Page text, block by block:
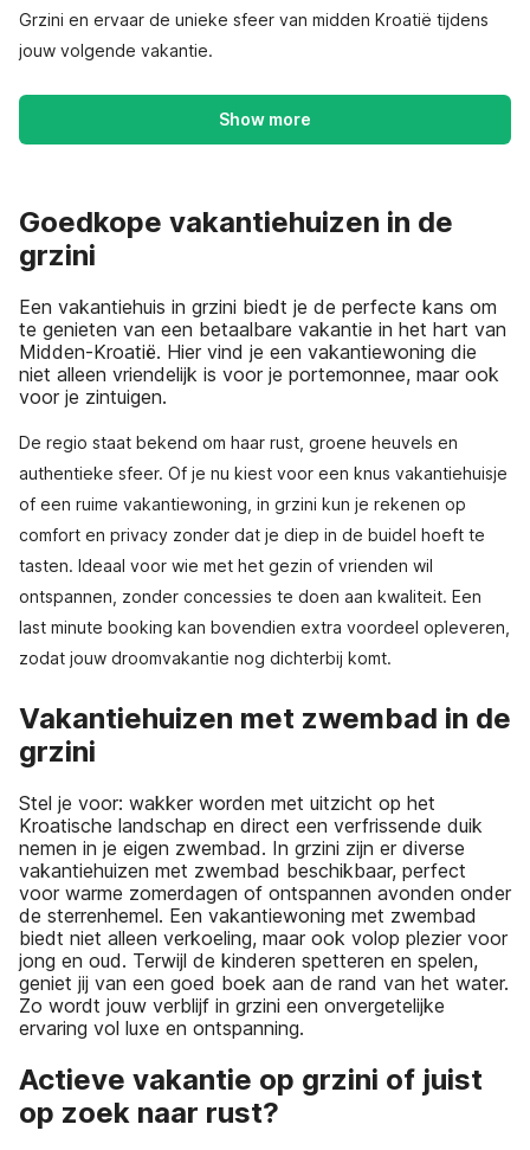
Grzini en ervaar de unieke sfeer van midden Kroatië tijdens
jouw volgende vakantie.
Show more
Goedkope vakantiehuizen in de
grzini
Een vakantiehuis in grzini biedt je de perfecte kans om
te genieten van een betaalbare vakantie in het hart van
Midden-Kroatië. Hier vind je een vakantiewoning die
niet alleen vriendelijk is voor je portemonnee, maar ook
voor je zintuigen.
De regio staat bekend om haar rust, groene heuvels en
authentieke sfeer. Of je nu kiest voor een knus vakantiehuisje
of een ruime vakantiewoning, in grzini kun je rekenen op
comfort en privacy zonder dat je diep in de buidel hoeft te
tasten. Ideaal voor wie met het gezin of vrienden wil
ontspannen, zonder concessies te doen aan kwaliteit. Een
last minute booking kan bovendien extra voordeel opleveren,
zodat jouw droomvakantie nog dichterbij komt.
Vakantiehuizen met zwembad in de
grzini
Stel je voor: wakker worden met uitzicht op het
Kroatische landschap en direct een verfrissende duik
nemen in je eigen zwembad. In grzini zijn er diverse
vakantiehuizen met zwembad beschikbaar, perfect
voor warme zomerdagen of ontspannen avonden onder
de sterrenhemel. Een vakantiewoning met zwembad
biedt niet alleen verkoeling, maar ook volop plezier voor
jong en oud. Terwijl de kinderen spetteren en spelen,
geniet jij van een goed boek aan de rand van het water.
Zo wordt jouw verblijf in grzini een onvergetelijke
ervaring vol luxe en ontspanning.
Actieve vakantie op grzini of juist
op zoek naar rust?